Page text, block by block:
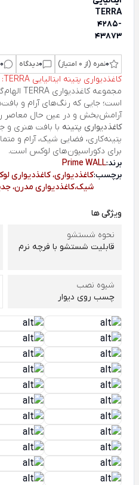
TERRA
4285-
43873
0نمره (از 0 امتیاز) 0دیدگاه 0
کاغذدیواری پتینه ایتالیایی TERRA:
مجموعه کاغذدیواری TERRA
است؛ جایی که رنگ‌های آرام و
آرامش‌بخش و در عین حال معاصر
کاغذدیواری پتینه با بافت هنری و
پتینه‌کاری، فضایی شیک، آرام و
برای دکوراسیون‌های لوکس است.
برند:Prime WALL
برچسب:کاغذدیواری، کاغذدیواری
شیک،کاغذدیواری مدرن،
ویژگی ها
نحوه شستشو
قابلیت شستشو با فرچه نرم
شیوه نصب
چسب روی دیوار